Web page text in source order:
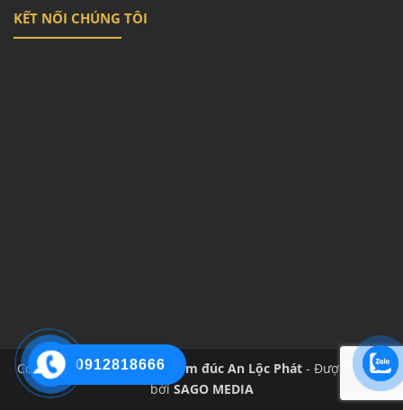
KẾT NỐI CHÚNG TÔI
Copyright 2026 ©Cổng nhôm đúc An Lộc Phát - Được hỗ trợ
bởiSAGO MEDIA
0912818666